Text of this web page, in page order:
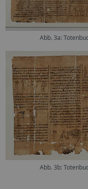
Abb. 3a:
Abb. 3b: